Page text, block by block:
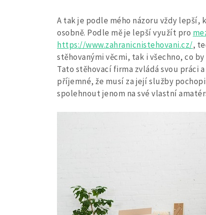
A tak je podle mého názoru vždy lepší,
osobně. Podle mě je lepší využít pro
https://www.zahranicnistehovani.cz/,
stěhovanými věcmi, tak i všechno, co
Tato stěhovací firma zvládá svou práci
příjemné, že musí za její služby
spolehnout jenom na své vlastní